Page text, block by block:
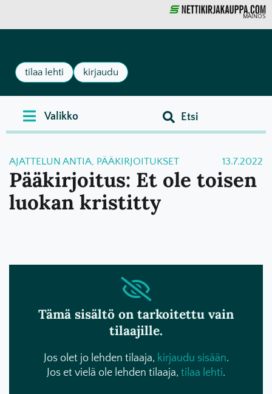
MAINOS
tilaa lehti kirjaudu
AJATTELUN ANTIA, PÄÄKIRJOITUKSET 13.7.2022
Pääkirjoitus: Et ole toisen
luokan kristitty
Tämä sisältö on tarkoitettu vain
tilaajille.
Jos olet jo lehden tilaaja, kirjaudu sisään.
Jos et vielä ole lehden tilaaja, tilaa lehti.